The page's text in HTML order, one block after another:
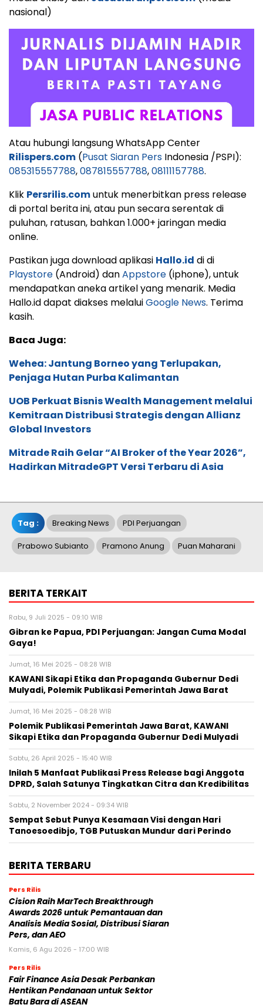
nasional)
Atau hubungi langsung WhatsApp Center
Rilispers.com (Pusat Siaran Pers Indonesia /PSPI):
085315557788,087815557788,08111157788.
Klik Persrilis.comuntuk menerbitkan press release
di portal berita ini, atau pun secara serentak di
puluhan, ratusan, bahkan 1.000+ jaringan media
online.
Pastikan juga download aplikasi Hallo.id di di
Playstore (Android) danAppstore (iphone), untuk
mendapatkan aneka artikel yang menarik. Media
Hallo.id dapat diakses melaluiGoogle News. Terima
kasih.
Baca Juga:
Wehea: Jantung Borneo yang Terlupakan,
Penjaga Hutan Purba Kalimantan
UOB Perkuat Bisnis Wealth Management melalui
Kemitraan Distribusi Strategis dengan Allianz
Global Investors
Mitrade Raih Gelar “AI Broker of the Year 2026”,
Hadirkan MitradeGPT Versi Terbaru di Asia
Tag : Breaking News PDI Perjuangan
Prabowo Subianto Pramono Anung Puan Maharani
BERITA TERKAIT
Rabu, 9 Juli 2025 - 09:10 WIB
Gibran ke Papua, PDI Perjuangan: Jangan Cuma Modal
Gaya!
Jumat, 16 Mei 2025 - 08:28 WIB
KAWANI Sikapi Etika dan Propaganda Gubernur Dedi
Mulyadi, Polemik Publikasi Pemerintah Jawa Barat
Jumat, 16 Mei 2025 - 08:28 WIB
Polemik Publikasi Pemerintah Jawa Barat, KAWANI
Sikapi Etika dan Propaganda Gubernur Dedi Mulyadi
Sabtu, 26 April 2025 - 15:40 WIB
Inilah 5 Manfaat Publikasi Press Release bagi Anggota
DPRD, Salah Satunya Tingkatkan Citra dan Kredibilitas
Sabtu, 2 November 2024 - 09:34 WIB
Sempat Sebut Punya Kesamaan Visi dengan Hari
Tanoesoedibjo, TGB Putuskan Mundur dari Perindo
BERITA TERBARU
Pers Rilis
Cision Raih MarTech Breakthrough
Awards 2026 untuk Pemantauan dan
Analisis Media Sosial, Distribusi Siaran
Pers, dan AEO
Kamis, 6 Agu 2026 - 17:00 WIB
Pers Rilis
Fair Finance Asia Desak Perbankan
Hentikan Pendanaan untuk Sektor
Batu Bara di ASEAN